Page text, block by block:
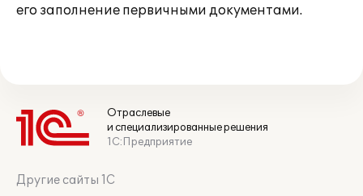
его заполнение первичными документами.
Отраслевые
и специализированные решения
1С:Предприятие
Другие сайты 1С